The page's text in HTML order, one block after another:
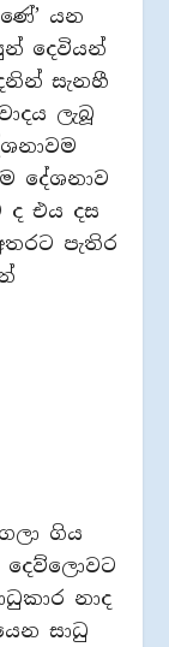
යන
දෙවියන්
සැනහී
ලැබූ
දේශනාව
ද එය දස
පැතිර
ගිය
නාද
සාධු